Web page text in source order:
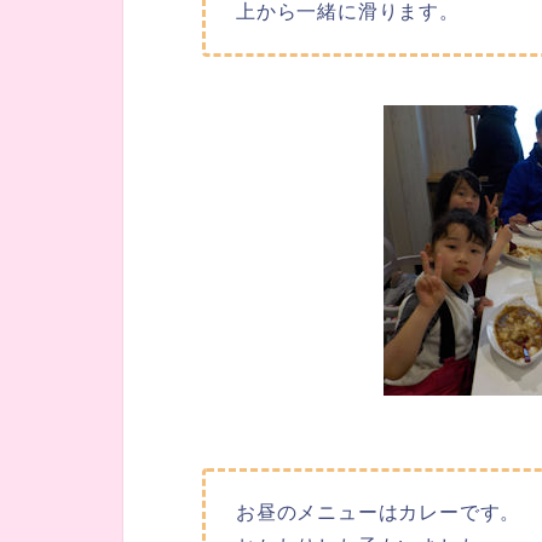
上から一緒に滑ります。
お昼のメニューはカレーです。